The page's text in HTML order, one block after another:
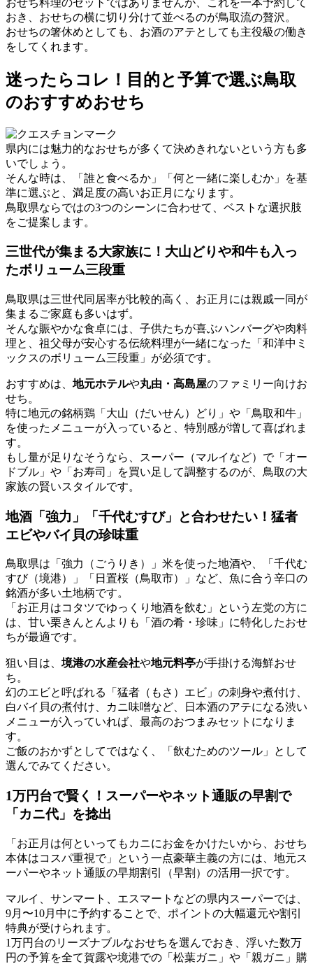
おき、おせちの横に切り分けて並べるのが鳥取流の贅沢。
おせちの箸休めとしても、お酒のアテとしても主役級の働き
をしてくれます。
迷ったらコレ！目的と予算で選ぶ鳥取
のおすすめおせち
県内には魅力的なおせちが多くて決めきれないという方も多
いでしょう。
そんな時は、
「誰と食べるか」「何と一緒に楽しむか」
を基
準に選ぶと、満足度の高いお正月になります。
鳥取県ならではの3つのシーンに合わせて、ベストな選択肢
をご提案します。
三世代が集まる大家族に！大山どりや和牛も入っ
たボリューム三段重
鳥取県は三世代同居率が比較的高く、お正月には親戚一同が
集まるご家庭も多いはず。
そんな賑やかな食卓には、子供たちが喜ぶハンバーグや肉料
理と、祖父母が安心する伝統料理が一緒になった
「和洋中ミ
ックスのボリューム三段重」 が必須です。
おすすめは、 地元ホテルや丸由・高島屋のファミリー向けお
せち。
特に地元の銘柄鶏「大山（だいせん）どり」や「鳥取和牛」
を使ったメニューが入っていると、特別感が増して喜ばれま
す。
もし量が足りなそうなら、スーパー（マルイなど）で「オー
ドブル」や「お寿司」を買い足して調整するのが、鳥取の大
家族の賢いスタイルです。
地酒「強力」「千代むすび」と合わせたい！猛者
エビやバイ貝の珍味重
鳥取県は「強力（ごうりき）」米を使った地酒や、「千代む
すび（境港）」「日置桜（鳥取市）」など、魚に合う辛口の
銘酒が多い土地柄です。
「お正月はコタツでゆっくり地酒を飲む」という左党の方に
は、甘い栗きんとんよりも
「酒の肴・珍味」に特化したおせ
ちが最適です。
狙い目は、 境港の水産会社や地元料亭が手掛ける海鮮おせ
ち。
幻のエビと呼ばれる「猛者（もさ）エビ」の刺身や煮付け、
白バイ貝の煮付け、カニ味噌など、
日本酒のアテになる渋い
メニューが入っていれば、最高のおつまみセットになりま
す。
ご飯のおかずとしてではなく、「飲むためのツール」として
選んでみてください。
1万円台で賢く！スーパーやネット通販の早割で
「カニ代」を捻出
「お正月は何といってもカニにお金をかけたいから、おせち
本体はコスパ重視で」という一点豪華主義の方には、 地元ス
ーパーやネット通販の早期割引（早割） の活用一択です。
マルイ、サンマート、エスマートなどの県内スーパーでは、
9月〜10月中に予約することで、ポイントの大幅還元や割引
特典が受けられます。
1万円台のリーズナブルなおせちを選んでおき、浮いた数万
円の予算を全て賀露や境港での「松葉ガニ」や「親ガニ」購